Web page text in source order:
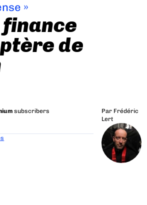
»
finance
de
subscribers
Par Frédéric
Lert